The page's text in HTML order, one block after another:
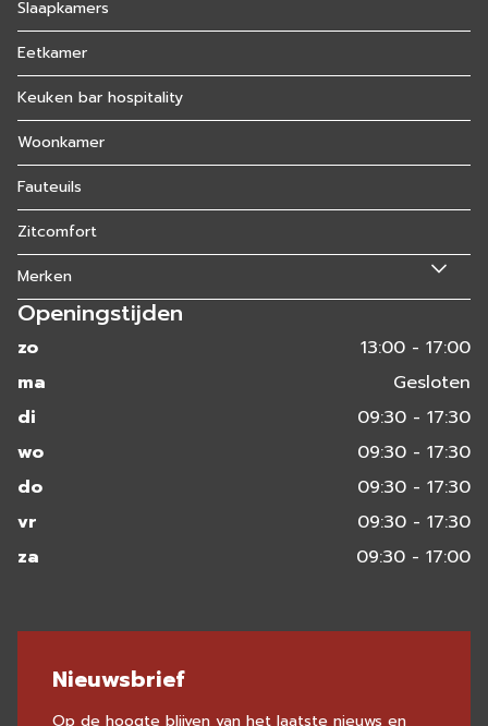
Slaapkamers
Eetkamer
Keuken bar hospitality
Woonkamer
Fauteuils
Zitcomfort
Merken
Openingstijden
zo
13:00 - 17:00
ma
Gesloten
di
09:30 - 17:30
wo
09:30 - 17:30
do
09:30 - 17:30
vr
09:30 - 17:30
za
09:30 - 17:00
Nieuwsbrief
Op de hoogte blijven van het laatste nieuws en